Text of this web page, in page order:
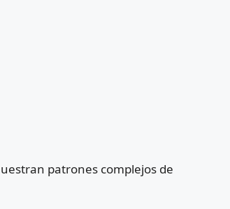
patrones complejos de